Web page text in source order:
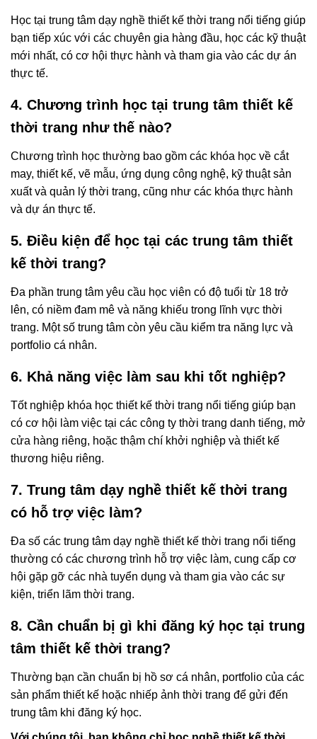
Học tại trung tâm dạy nghề thiết kế thời trang nổi tiếng giúp
bạn tiếp xúc với các chuyên gia hàng đầu, học các kỹ thuật
mới nhất, có cơ hội thực hành và tham gia vào các dự án
thực tế.
4. Chương trình học tại trung tâm thiết kế
thời trang như thế nào?
Chương trình học thường bao gồm các khóa học về cắt
may, thiết kế, vẽ mẫu, ứng dụng công nghệ, kỹ thuật sản
xuất và quản lý thời trang, cũng như các khóa thực hành
và dự án thực tế.
5. Điều kiện để học tại các trung tâm thiết
kế thời trang?
Đa phần trung tâm yêu cầu học viên có độ tuổi từ 18 trở
lên, có niềm đam mê và năng khiếu trong lĩnh vực thời
trang. Một số trung tâm còn yêu cầu kiểm tra năng lực và
portfolio cá nhân.
6. Khả năng việc làm sau khi tốt nghiệp?
Tốt nghiệp khóa học thiết kế thời trang nổi tiếng giúp bạn
có cơ hội làm việc tại các công ty thời trang danh tiếng, mở
cửa hàng riêng, hoặc thậm chí khởi nghiệp và thiết kế
thương hiệu riêng.
7. Trung tâm dạy nghề thiết kế thời trang
có hỗ trợ việc làm?
Đa số các trung tâm dạy nghề thiết kế thời trang nổi tiếng
thường có các chương trình hỗ trợ việc làm, cung cấp cơ
hội gặp gỡ các nhà tuyển dụng và tham gia vào các sự
kiện, triển lãm thời trang.
8. Cần chuẩn bị gì khi đăng ký học tại trung
tâm thiết kế thời trang?
Thường bạn cần chuẩn bị hồ sơ cá nhân, portfolio của các
sản phẩm thiết kế hoặc nhiếp ảnh thời trang để gửi đến
trung tâm khi đăng ký học.